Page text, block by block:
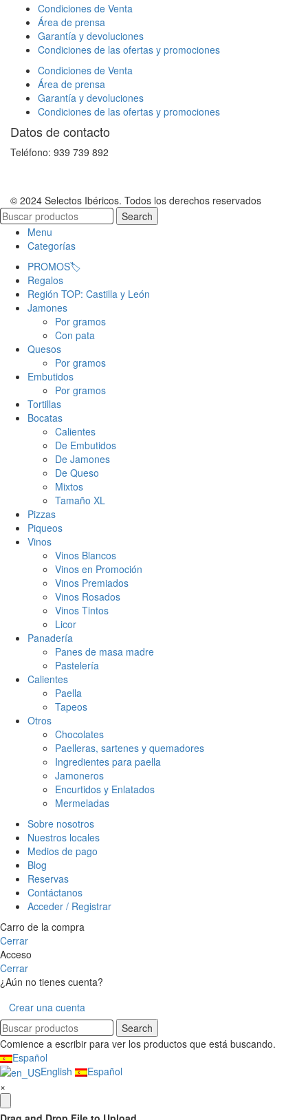
Condiciones de Venta
Área de prensa
Garantía y devoluciones
Condiciones de las ofertas y promociones
Condiciones de Venta
Área de prensa
Garantía y devoluciones
Condiciones de las ofertas y promociones
Datos de contacto
Teléfono: 939 739 892
© 2024 Selectos Ibéricos. Todos los derechos reservados
Search
Menu
Categorías
PROMOS🏷️
Regalos
Región TOP: Castilla y León
Jamones
Por gramos
Con pata
Quesos
Por gramos
Embutidos
Por gramos
Tortillas
Bocatas
Calientes
De Embutidos
De Jamones
De Queso
Mixtos
Tamaño XL
Pizzas
Piqueos
Vinos
Vinos Blancos
Vinos en Promoción
Vinos Premiados
Vinos Rosados
Vinos Tintos
Licor
Panadería
Panes de masa madre
Pastelería
Calientes
Paella
Tapeos
Otros
Chocolates
Paelleras, sartenes y quemadores
Ingredientes para paella
Jamoneros
Encurtidos y Enlatados
Mermeladas
Sobre nosotros
Nuestros locales
Medios de pago
Blog
Reservas
Contáctanos
Acceder / Registrar
Carro de la compra
Cerrar
Acceso
Cerrar
¿Aún no tienes cuenta?
Crear una cuenta
Search
Comience a escribir para ver los productos que está buscando.
Español
English
Español
×